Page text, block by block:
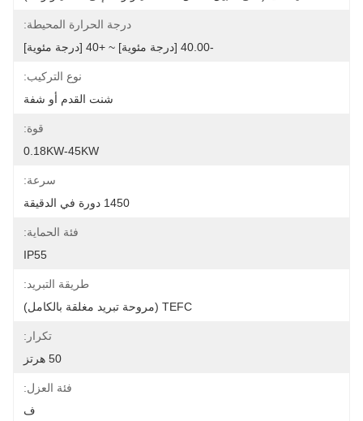
درجة الحرارة المحيطة:
-40.00 [درجة مئوية] ~ +40 [درجة مئوية]
نوع التركيب:
شنت القدم أو شفة
قوة:
0.18KW-45KW
سرعة:
1450 دورة في الدقيقة
فئة الحماية:
IP55
طريقة التبريد:
TEFC (مروحة تبريد مغلقة بالكامل)
تكرار:
50 هرتز
فئة العزل:
ف